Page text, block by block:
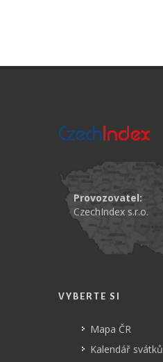
Provozovatel:
CzechIndex s.r.o.
VYBERTE SI
Mapa ČR
Kalendář svátků